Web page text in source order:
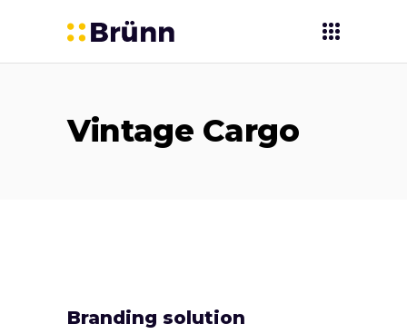
Vintage Cargo
Branding solution